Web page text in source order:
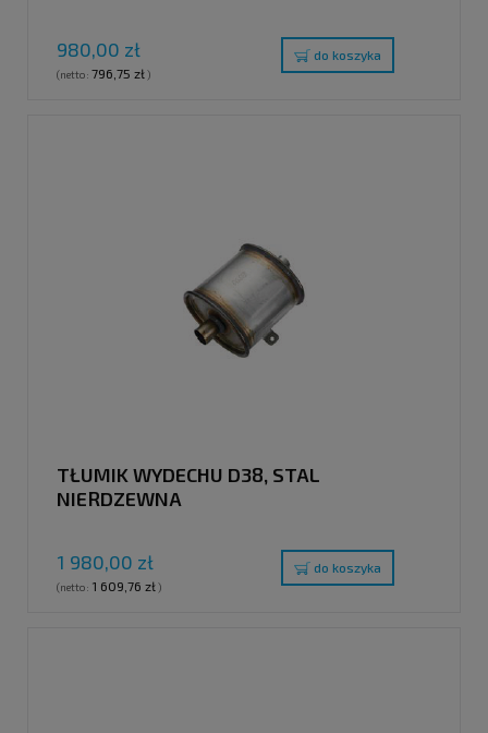
980,00 zł
(netto: 796,75 zł)
do koszyka
TŁUMIK WYDECHU D38, STAL
NIERDZEWNA
1 980,00 zł
(netto: 1 609,76 zł)
do koszyka